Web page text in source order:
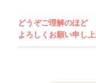
どうぞご理解のほど
よろしくお願い申し上